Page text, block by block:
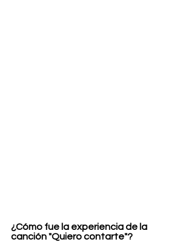
¿Cómo fue la experiencia de la
canción "Quiero contarte"?